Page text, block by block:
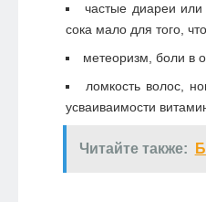
частые диареи
сока мало для того,
метеоризм, боли в
ломкость волос,
усваиваимости
Читайте также: